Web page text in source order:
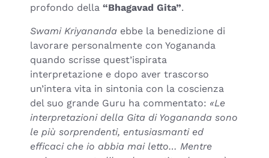
profondo della “Bhagavad Gita”.
Swami Kriyananda ebbe la benedizione di
lavorare personalmente con Yogananda
quando scrisse quest’ispirata
interpretazione e dopo aver trascorso
un’intera vita in sintonia con la coscienza
del suo grande Guru ha commentato: «Le
interpretazioni della Gita di Yogananda sono
le più sorprendenti, entusiasmanti ed
efficaci che io abbia mai letto… Mentre